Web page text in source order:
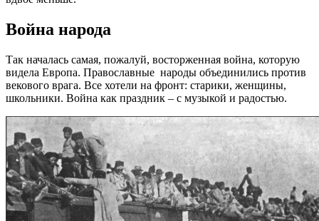
Война народа
Так началась самая, пожалуй, восторженная война, которую
видела Европа. Православные народы объединились против
векового врага. Все хотели на фронт: старики, женщины,
школьники. Война как праздник – с музыкой и радостью.